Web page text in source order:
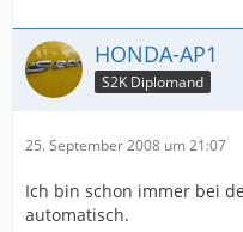
HONDA-AP1
S2K Diplomand
25. September 2008 um 21:07
Ich bin schon immer bei
automatisch.